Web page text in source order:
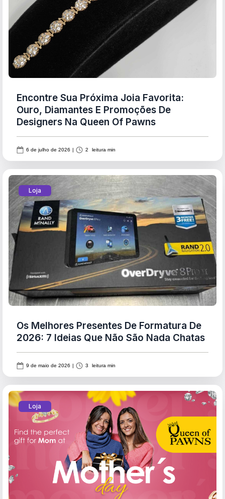
Encontre Sua Próxima Joia Favorita:
Ouro, Diamantes E Promoções De
Designers Na Queen Of Pawns
6 de julho de 2026 | 2 leitura min
Loja
Os Melhores Presentes De Formatura De
2026: 7 Ideias Que Não São Nada Chatas
9 de maio de 2026 | 3 leitura min
Loja